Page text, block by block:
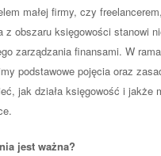
małej firmy, czy freelancerem,
z obszaru księgowości stanowi
zarządzania finansami. W
podstawowe pojęcia oraz
jak działa księgowość i jakże
jest ważna?